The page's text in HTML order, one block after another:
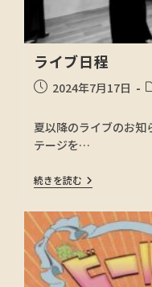
ライブ日程
2024年7月17日
夏以降のライブのお知
テージを…
続きを読む